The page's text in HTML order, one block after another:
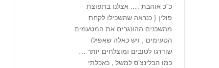
כ"כ אוהבת …. אצלנו בתפוצת
פולין { כנראה שהשכילו לקחת
מהשכנים ההונגרים את המטעמים
הטעימים , ויש כאלה שאפילו
שודרגו לטובים ומוצלחים יותר …
כמו הבלינצ'ס למשל , כאכלתי